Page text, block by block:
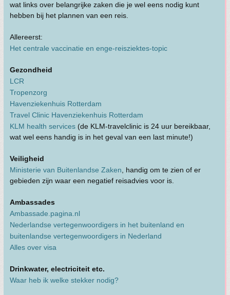
wat links over belangrijke zaken die je wel eens nodig kunt
hebben bij het plannen van een reis.
Allereerst:
Het centrale vaccinatie en enge-reisziektes-topic
Gezondheid
LCR
Tropenzorg
Havenziekenhuis Rotterdam
Travel Clinic Havenziekenhuis Rotterdam
KLM health services (de KLM-travelclinic is 24 uur bereikbaar,
wat wel eens handig is in het geval van een last minute!)
Veiligheid
Ministerie van Buitenlandse Zaken , handig om te zien of er
gebieden zijn waar een negatief reisadvies voor is.
Ambassades
Ambassade.pagina.nl
Nederlandse vertegenwoordigers in het buitenland en
buitenlandse vertegenwoordigers in Nederland
Alles over visa
Drinkwater, electriciteit etc.
Waar heb ik welke stekker nodig?